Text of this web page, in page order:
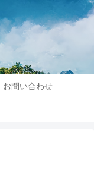
お問い合わせ